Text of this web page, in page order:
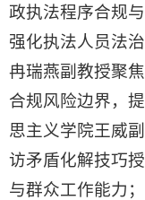
政执法程序合规
强化执法人员法
冉瑞燕副教授聚
合规风险边界，
思主义学院王威
访矛盾化解技巧
与群众工作能力